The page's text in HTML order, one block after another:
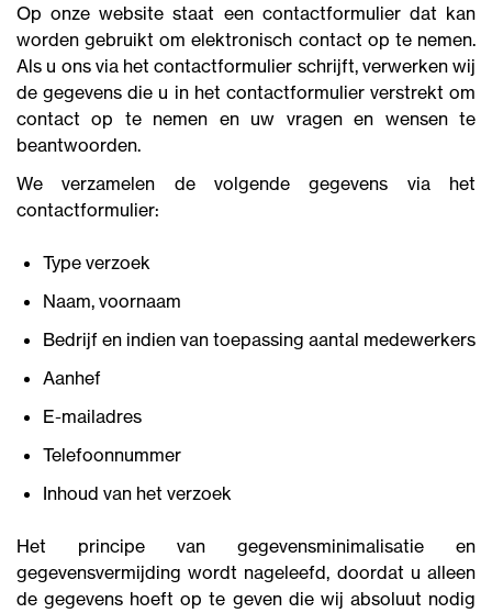
Op onze website staat een contactformulier dat kan
worden gebruikt om elektronisch contact op te nemen.
Als u ons via het contactformulier schrijft, verwerken wij
de gegevens die u in het contactformulier verstrekt om
contact op te nemen en uw vragen en wensen te
beantwoorden.
We verzamelen de volgende gegevens via het
contactformulier:
Type verzoek
Naam, voornaam
Bedrijf en indien van toepassing aantal medewerkers
Aanhef
E-mailadres
Telefoonnummer
Inhoud van het verzoek
Het principe van gegevensminimalisatie en
gegevensvermijding wordt nageleefd, doordat u alleen
de gegevens hoeft op te geven die wij absoluut nodig